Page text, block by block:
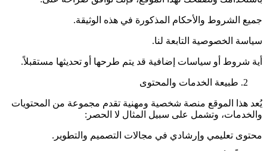
جميع الشروط والأحكام المذكورة في هذه الوثيقة.
سياسة الخصوصية التابعة لنا.
أية شروط أو سياسات إضافية قد يتم طرحها أو تحديثها مستقبلاً.
طبيعة الخدمات والمحتوى
يُعد هذا الموقع منصة شخصية ومهنية تقدم مجموعة من المحتويات
والخدمات، وتشمل على سبيل المثال لا الحصر:
محتوى تعليمي وإرشادي في مجالات التصميم والتطوير.